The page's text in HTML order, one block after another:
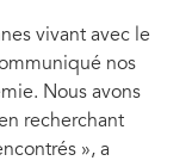
vivant avec le
nos
Nous avons
recherchant
», a